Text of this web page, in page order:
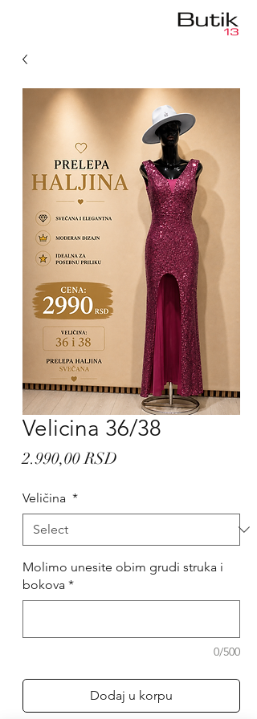
Velicina 36/38
2.990,00 RSD
Veličina *
Molimo unesite obim grudi struka i
bokova *
0/500
Dodaj u korpu